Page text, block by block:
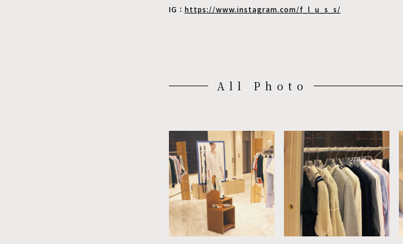
IG： https://www.instagram.com/f_l_u_s_s/
All Photo